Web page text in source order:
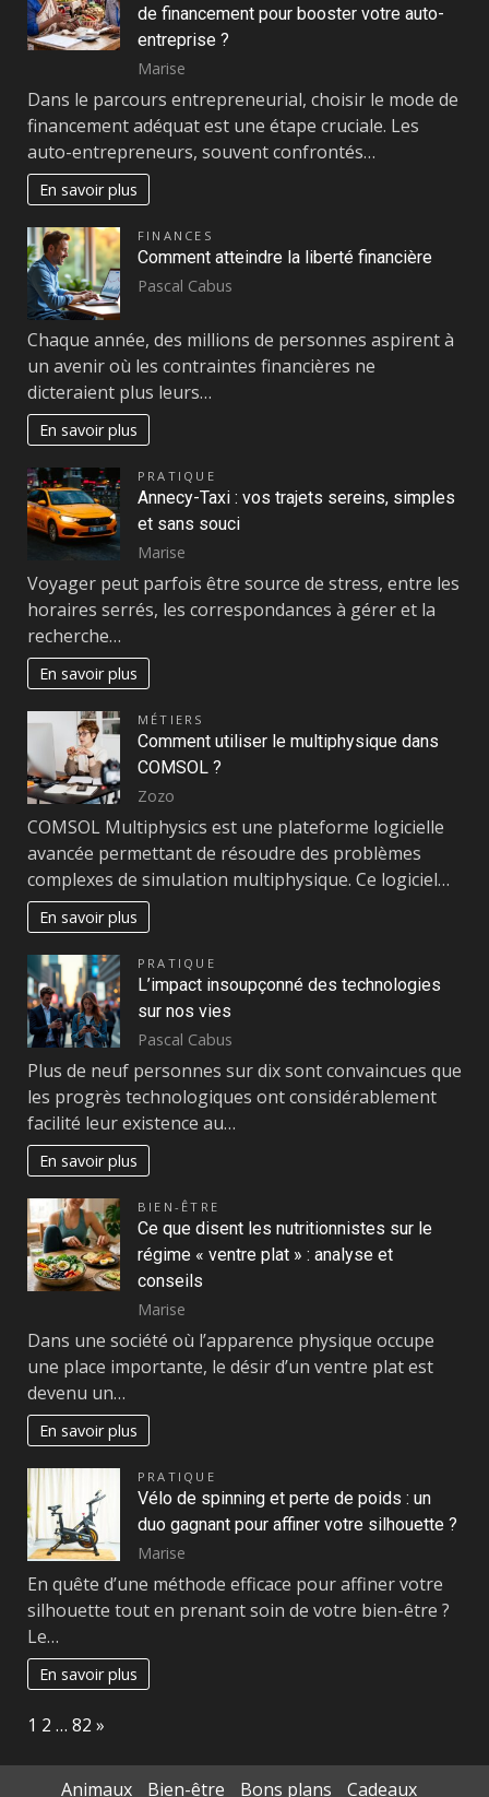
de financement pour booster votre auto-
entreprise ?
Marise
Dans le parcours entrepreneurial, choisir le mode de
financement adéquat est une étape cruciale. Les
auto-entrepreneurs, souvent confrontés…
En savoir plus
FINANCES
Comment atteindre la liberté financière
Pascal Cabus
Chaque année, des millions de personnes aspirent à
un avenir où les contraintes financières ne
dicteraient plus leurs…
En savoir plus
PRATIQUE
Annecy-Taxi : vos trajets sereins, simples
et sans souci
Marise
Voyager peut parfois être source de stress, entre les
horaires serrés, les correspondances à gérer et la
recherche…
En savoir plus
MÉTIERS
Comment utiliser le multiphysique dans
COMSOL ?
Zozo
COMSOL Multiphysics est une plateforme logicielle
avancée permettant de résoudre des problèmes
complexes de simulation multiphysique. Ce logiciel…
En savoir plus
PRATIQUE
L’impact insoupçonné des technologies
sur nos vies
Pascal Cabus
Plus de neuf personnes sur dix sont convaincues que
les progrès technologiques ont considérablement
facilité leur existence au…
En savoir plus
BIEN-ÊTRE
Ce que disent les nutritionnistes sur le
régime « ventre plat » : analyse et
conseils
Marise
Dans une société où l’apparence physique occupe
une place importante, le désir d’un ventre plat est
devenu un…
En savoir plus
PRATIQUE
Vélo de spinning et perte de poids : un
duo gagnant pour affiner votre silhouette ?
Marise
En quête d’une méthode efficace pour affiner votre
silhouette tout en prenant soin de votre bien-être ?
Le…
En savoir plus
Page:
1 2 … 82 Next
»
Animaux Bien-être Bons plans Cadeaux